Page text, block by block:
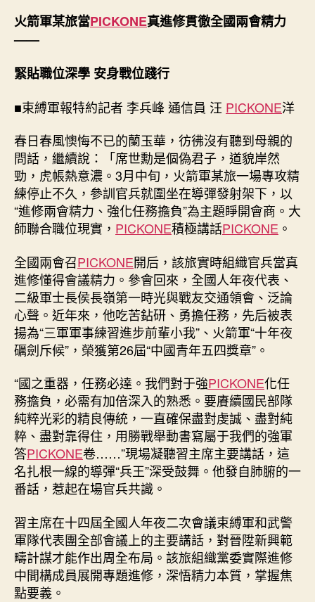
真
進
國
九
宮
格
會
議
兩
會
力
–
中
國
軍
網〉
中
火箭軍某旅當PICKONE真進修貫徹全國兩會精力
——
緊貼職位深學 安身戰位踐行
■束縛軍報特約記者 李兵峰 通信員 汪 PICKONE洋
春日春風懊悔不已的蘭玉華，彷彿沒有聽到母親的
問話，繼續說：「席世勳是個偽君子，道貌岸然
勁，虎帳熱意濃。3月中旬，火箭軍某旅一場專攻精
練停止不久，參訓官兵就圍坐在導彈發射架下，以
“進修兩會精力、強化任務擔負”為主題睜開會商。大
師聯合職位現實， PICKONE積極講話PICKONE 。
全國兩會召PICKONE開后，該旅實時組織官兵當真
進修懂得會議精力。參會回來，全國人年夜代表、
二級軍士長侯長嶺第一時光與戰友交通領會、泛論
心聲。近年來，他吃苦鉆研、勇擔任務，先后被表
揚為“三軍軍事練習進步前輩小我”、火箭軍“十年夜
礪劍斥候”，榮獲第26屆“中國青年五四獎章”。
“國之重器，任務必達。我們對于強PICKONE化任
務擔負，必需有加倍深入的熟悉。要賡續國民部隊
純粹光彩的精良傳統，一直確保盡對虔誠、盡對純
粹、盡對靠得住，用勝戰舉動書寫屬于我們的強軍
答PICKONE卷……”現場凝聽習主席主要講話，這
名扎根一線的導彈“兵王”深受鼓舞。他發自肺腑的一
番話，惹起在場官兵共識。
習主席在十四屆全國人年夜二次會議束縛軍和武警
軍隊代表團全部會議上的主要講話，對晉陞新興範
疇計謀才能作出周全布局。該旅組織黨委實際進修
中間構成員展開專題進修，深悟精力本質，掌握焦
點要義。